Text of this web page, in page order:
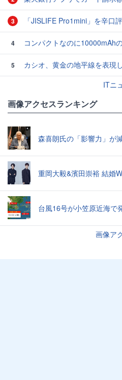
3 「JISLIFE Pro1mini」を辛口
4 コンパクトなのに10000mAhの大容量で最大3台のデバイスを同時充電
5
カシオ、黄金の地平線を表現したG-
ITニ
画像アクセスランキング
森喜朗氏の「影響力」が
重岡大毅&濱田崇裕 結婚
台風16号が小笠原近海で
画像ア